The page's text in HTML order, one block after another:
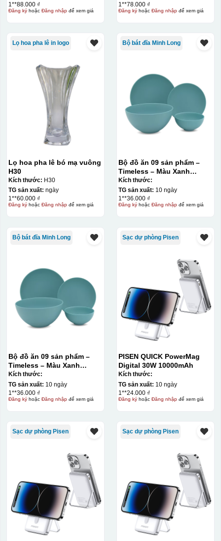
1**88.000 ₫
Đăng kýhoặc Đăng nhậpđể xem giá
1**78.000 ₫
Đăng kýhoặc Đăng nhậpđể xem giá
Lọ hoa pha lê in logo
Lọ hoa pha lê bó mạ vuông
H30
Kích thước: H30
TG sản xuất: ngày
1**60.000 ₫
Đăng kýhoặc Đăng nhậpđể xem giá
Bộ bát đĩa Minh Long
Bộ đồ ăn 09 sản phẩm –
Timeless – Màu Xanh
Dương
Kích thước:
TG sản xuất: 10 ngày
1**36.000 ₫
Đăng kýhoặc Đăng nhậpđể xem giá
Bộ bát đĩa Minh Long
Bộ đồ ăn 09 sản phẩm –
Timeless – Màu Xanh
Dương
Kích thước:
TG sản xuất: 10 ngày
1**36.000 ₫
Đăng kýhoặc Đăng nhậpđể xem giá
Sạc dự phòng Pisen
PISEN QUICK PowerMag
Digital 30W 10000mAh
Kích thước:
TG sản xuất: 10 ngày
1**24.000 ₫
Đăng kýhoặc Đăng nhậpđể xem giá
Sạc dự phòng Pisen Sạc dự phòng Pisen